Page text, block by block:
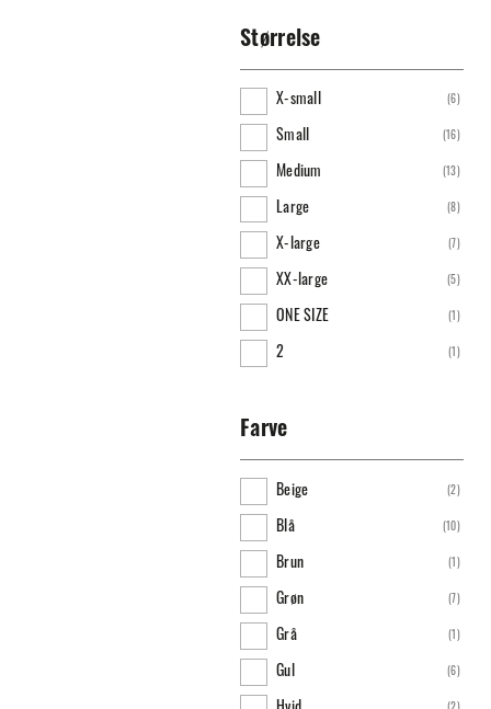
Størrelse
X-small (6
Small 16
Medium 13
Large (8
X-large 7
XX-large (5
ONE SIZE
2
36
37 (1)
38 (1)
39 (1)
40 (1)
41 (1 )
42 (1)
43 (1)
Farve
Beige (2
Blå 10
Brun
Grøn 7
Grå
Gul (6